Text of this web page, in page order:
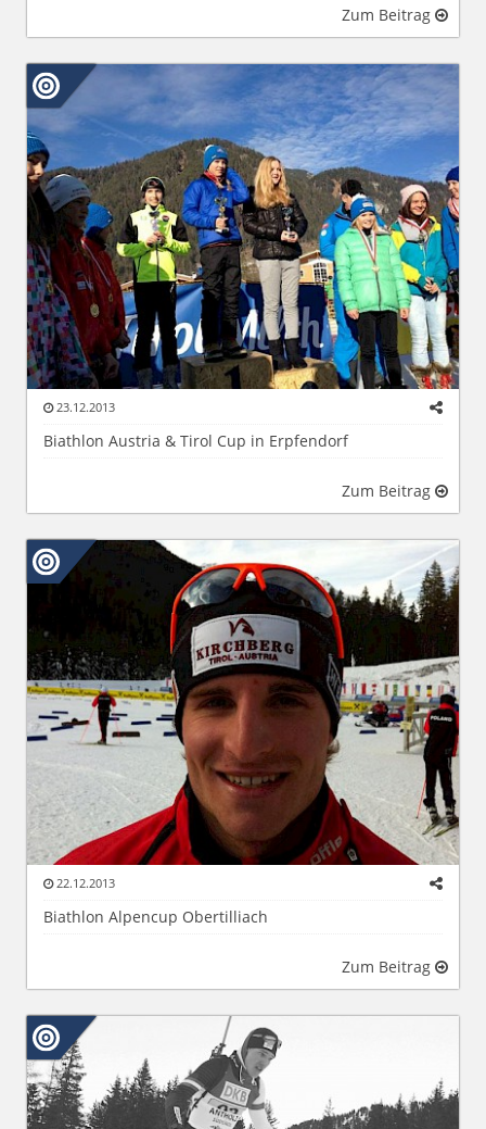
Zum Beitrag
23.12.2013
Biathlon Austria & Tirol Cup in Erpfendorf
Zum Beitrag
22.12.2013
Biathlon Alpencup Obertilliach
Zum Beitrag